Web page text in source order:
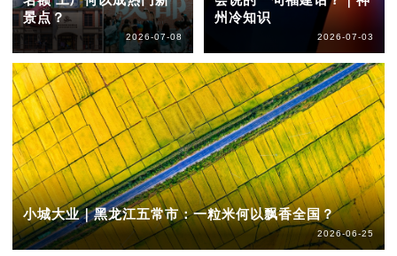
景点？
2026-07-08
州冷知识
2026-07-03
小城大业｜黑龙江五常市：一粒米何以飘香全国？
2026-06-25